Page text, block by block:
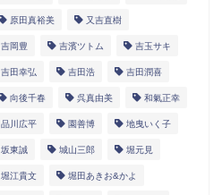
原田真裕美 又吉直樹
吉岡豊 吉濱ツトム 吉玉サキ
吉田幸弘 吉田浩 吉田潤喜
向後千春 呉真由美 和氣正幸
品川広平 園善博 地曳いく子
坂東誠 城山三郎 堀元見
堀江貴文 堀田あきお&かよ